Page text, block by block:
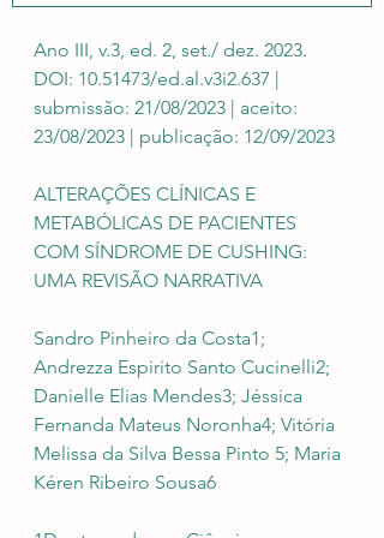
Ano III, v.3, ed. 2, set./ dez. 2023.
DOI: 10.51473/ed.al.v3i2.637 |
submissão: 21/08/2023 | aceito:
23/08/2023 | publicação: 12/09/2023
ALTERAÇÕES CLÍNICAS E
METABÓLICAS DE PACIENTES
COM SÍNDROME DE CUSHING:
UMA REVISÃO NARRATIVA
Sandro Pinheiro da Costa1;
Andrezza Espirito Santo Cucinelli2;
Danielle Elias Mendes3; Jéssica
Fernanda Mateus Noronha4; Vitória
Melissa da Silva Bessa Pinto 5; Maria
Kéren Ribeiro Sousa6